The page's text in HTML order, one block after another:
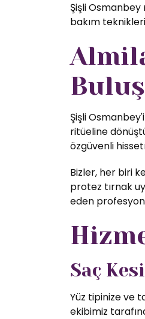
Şişli
bakım
Şişli
ritüeline
özgüvenli
Bizler, her biri
protez tırnak
eden
Saç
Yüz tipinize ve
ekibimiz